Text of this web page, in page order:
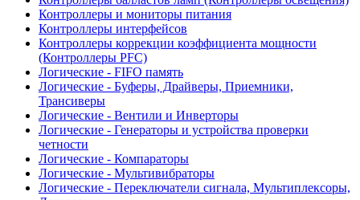
Контроллеры и мониторы питания
Контроллеры интерфейсов
Контроллеры коррекции коэффициента мощности
(Контроллеры PFC)
Логические - FIFO память
Логические - Буферы, Драйверы, Приемники,
Трансиверы
Логические - Вентили и Инверторы
Логические - Генераторы и устройства проверки
четности
Логические - Компараторы
Логические - Мультивибраторы
Логические - Переключатели сигнала, Мультиплексоры,